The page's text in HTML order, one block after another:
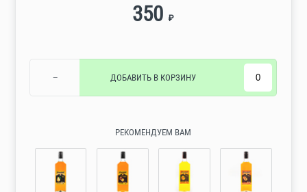
350 ₽
− ДОБАВИТЬ В КОРЗИНУ
РЕКОМЕНДУЕМ ВАМ